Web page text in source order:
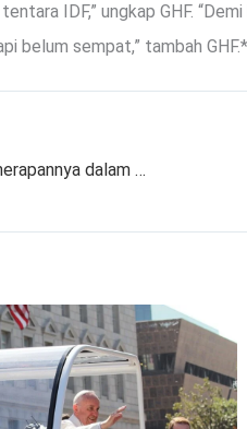
IDF,” ungkap GHF.
belum sempat,” tambah
Jenis-Jenis AI dan Penerapannya dalam Kehidupan Sehari-hari